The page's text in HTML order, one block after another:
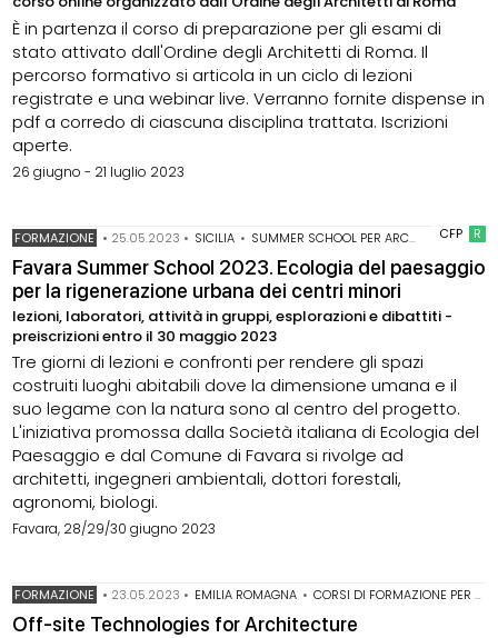
È in partenza il corso di preparazione per gli esami di
stato attivato dall'Ordine degli Architetti di Roma. Il
percorso formativo si articola in un ciclo di lezioni
registrate e una webinar live. Verranno fornite dispense in
pdf a corredo di ciascuna disciplina trattata. Iscrizioni
aperte.
26 giugno - 21 luglio 2023
CFP R
FORMAZIONE • 25.05.2023 • SICILIA • SUMMER SCHOOL PER ARCHITETTI
Favara Summer School 2023. Ecologia del paesaggio
per la rigenerazione urbana dei centri minori
lezioni, laboratori, attività in gruppi, esplorazioni e dibattiti -
preiscrizioni entro il 30 maggio 2023
Tre giorni di lezioni e confronti per rendere gli spazi
costruiti luoghi abitabili dove la dimensione umana e il
suo legame con la natura sono al centro del progetto.
L'iniziativa promossa dalla Società italiana di Ecologia del
Paesaggio e dal Comune di Favara si rivolge ad
architetti, ingegneri ambientali, dottori forestali,
agronomi, biologi.
Favara, 28/29/30 giugno 2023
FORMAZIONE • 23.05.2023 • EMILIA ROMAGNA • CORSI DI FORMAZIONE PER ARCHITETTI
Off-site Technologies for Architecture